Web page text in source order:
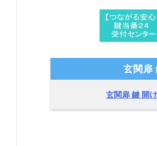
だ
２
玄関扉
玄関扉 鍵 開